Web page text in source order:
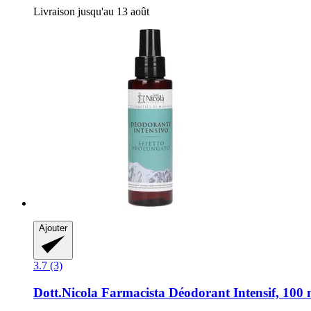
Livraison jusqu'au 13 août
Ajouter
3.7 (3)
Dott.Nicola Farmacista Déodorant Intensif, 100